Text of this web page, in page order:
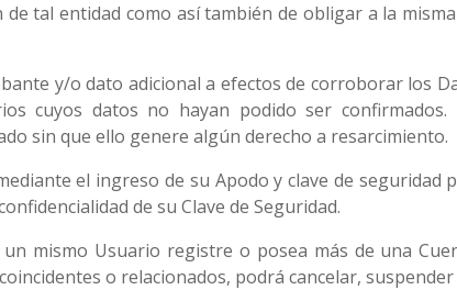
tal entidad como así también de obligar a la
y/o dato adicional a efectos de corroborar los
cuyos datos no hayan podido ser confirmados.
sin que ello genere algún derecho a resarcimiento.
el ingreso de su Apodo y clave de seguridad
de su Clave de Seguridad.
mismo Usuario registre o posea más de una
o relacionados, podrá cancelar,